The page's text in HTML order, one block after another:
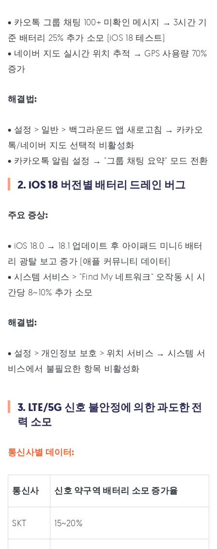
• 카오톡 그룹 채팅 100+ 미확인 메시지 → 3시간 기
준 배터리 25% 추가 소모 (iOS 18 테스트)
• 네이버 지도 실시간 위치 추적 → GPS 사용량 70%
증가
해결법:
• 설정 > 일반 > 백그라운드 앱 새로고침 → 카카오
톡/네이버 지도 선택적 비활성화
• 카카오톡 알림 설정 → "그룹 채팅 요약" 모드 전환
2. iOS 18 버전별 배터리 드레인 버그
주요 증상:
• iOS 18.0 → 18.1 업데이트 후 아이패드 미니6 배터
리 광탈 보고 증가 (애플 커뮤니티 데이터)
• 시스템 서비스 > "Find My 네트워크" 오작동 시 시
간당 8~10% 추가 소모
해결법:
• 설정 > 개인정보 보호 > 위치 서비스 → 시스템 서
비스에서 불필요한 항목 비활성화
3. LTE/5G 신호 불안정에 의한 과도한 전
력 소모
통신사별 데이터:
통신사 신호 약구역 배터리 소모 증가율
SKT 15~20%